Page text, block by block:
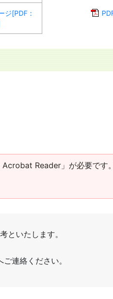
ジ[PDF：
Reader」が必要で